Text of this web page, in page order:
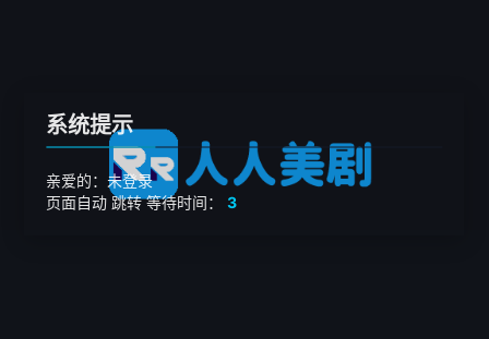
系统提示
亲爱的：未登录
页面自动 跳转等待时间：3